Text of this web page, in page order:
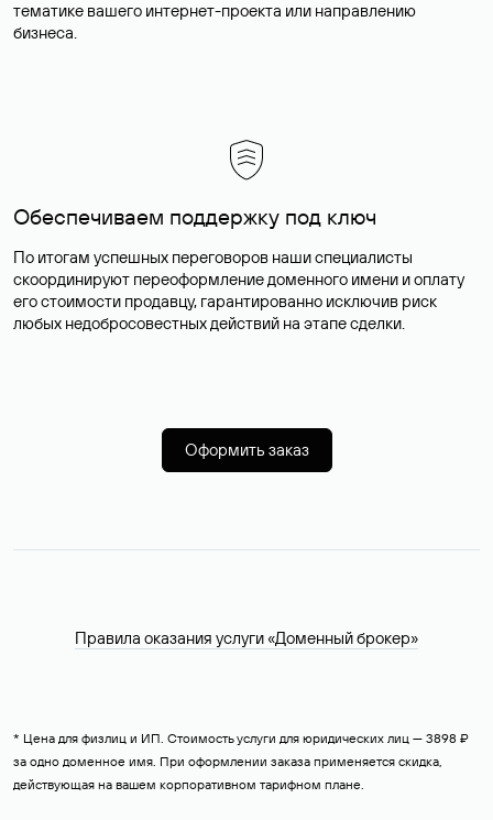
тематике вашего интернет-проекта или направлению
бизнеса.
Обеспечиваем поддержку под ключ
По итогам успешных переговоров наши специалисты
скоординируют переоформление доменного имени и оплату
его стоимости продавцу, гарантированно исключив риск
любых недобросовестных действий на этапе сделки.
Оформить заказ
Правила оказания услуги «Доменный брокер»
* Цена для физлиц и ИП. Стоимость услуги для юридических лиц — 3898 ₽
за одно доменное имя. При оформлении заказа применяется скидка,
действующая на вашем корпоративном тарифном плане.